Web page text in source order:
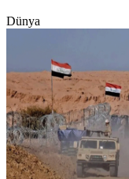
Dünya